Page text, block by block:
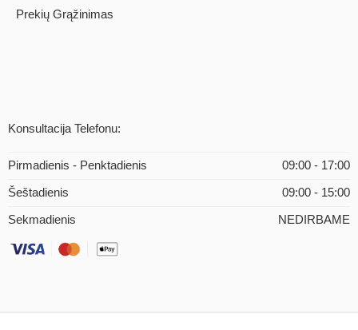
Prekių Grąžinimas
Konsultacija Telefonu:
Pirmadienis - Penktadienis 09:00 - 17:00
Šeštadienis 09:00 - 15:00
Sekmadienis NEDIRBAME